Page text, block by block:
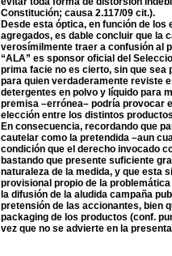
Constitución; causa 2.117/09 cit.).
Desde esta óptica, en función de
agregados, es dable concluir que la
verosímilmente traer a confusión al
“ALA” es sponsor oficial del
prima facie no es cierto, sin que
para quien verdaderamente reviste
detergentes en polvo y líquido para
premisa –errónea– podría provocar
elección entre los distintos
En consecuencia, recordando que
cautelar como la pretendida –aun
condición que el derecho invocado
bastando que presente suficiente
naturaleza de la medida, y que esta
provisional propio de la
la difusión de la aludida campaña
pretensión de las accionantes, bien
packaging de los productos (conf.
vez que no se advierte en la